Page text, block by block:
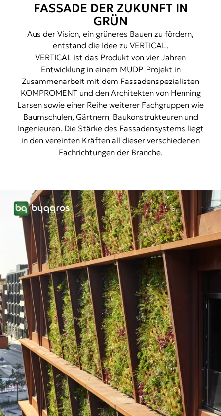
FASSADE DER ZUKUNFT IN
GRÜN
Aus der Vision, ein grüneres Bauen zu fördern,
entstand die Idee zu VERTICAL.
VERTICAL ist das Produkt von vier Jahren
Entwicklung in einem MUDP-Projekt in
Zusammenarbeit mit dem Fassadenspezialisten
KOMPROMENT und den Architekten von Henning
Larsen sowie einer Reihe weiterer Fachgruppen wie
Baumschulen, Gärtnern, Baukonstrukteuren und
Ingenieuren. Die Stärke des Fassadensystems liegt
in den vereinten Kräften all dieser verschiedenen
Fachrichtungen der Branche.